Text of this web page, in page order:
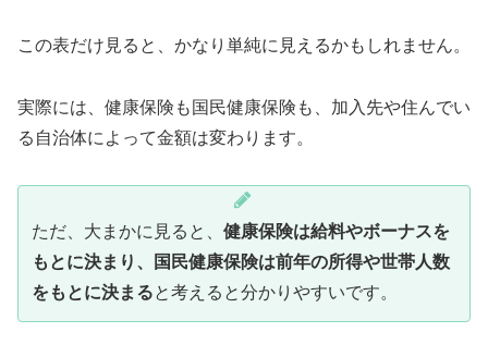
この表だけ見ると、かなり単純に見えるかもしれません。
実際には、健康保険も国民健康保険も、加入先や住んでい
る自治体によって金額は変わります。
ただ、大まかに見ると、 健康保険は給料やボーナスを
もとに決まり、国民健康保険は前年の所得や世帯人数
をもとに決まると考えると分かりやすいです。